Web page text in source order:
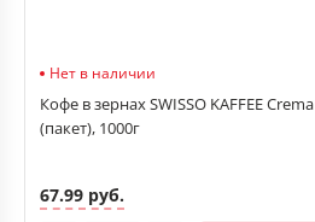
Нет в наличии
Кофе в зернах SWISSO KAFFEE Crema
(пакет), 1000г
67.99 руб.